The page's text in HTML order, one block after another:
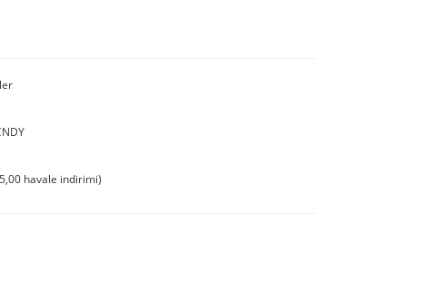
havale indirimi)